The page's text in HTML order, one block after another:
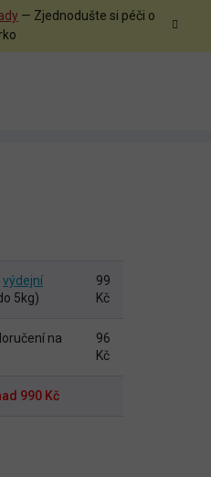
— Zjednodušte si péči o
výdejní
5kg)
99
Kč
na
96
Kč
990 Kč